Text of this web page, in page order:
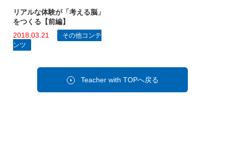
リアルな体験が「考える脳」
をつくる【前編】
2018.03.21
その他コンテ
ンツ
Teacher with TOPへ戻る